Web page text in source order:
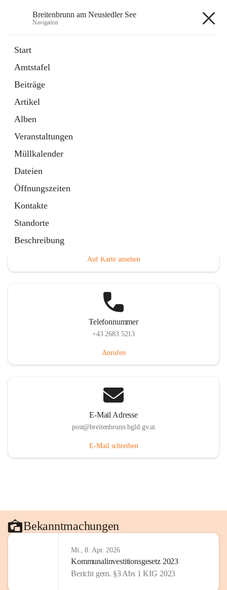
Breitenbrunn am Neusiedler See
Navigation
Start
Amtstafel
Beiträge
Artikel
Alben
Veranstaltungen
Müllkalender
Dateien
Öffnungszeiten
Kontakte
Standorte
Beschreibung
18 Schnellzugriffe
Gemeindeservice
Auf Karte ansehen
Telefonnummer
+43 2683 5213
Anrufen
E-Mail Adresse
post@breitenbrunn.bgld.gv.at
E-Mail schreiben
Bekanntmachungen
Mi., 8. Apr. 2026
Kommunalinvestitionsgesetz 2023
Bericht gem. §3 Abs 1 KIG 2023